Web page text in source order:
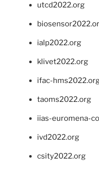
utcd2022.org
ialp2022.org
klivet2022.org
ifac-
taoms2022.org
iias-euromena-
ivd2022.org
csity2022.org